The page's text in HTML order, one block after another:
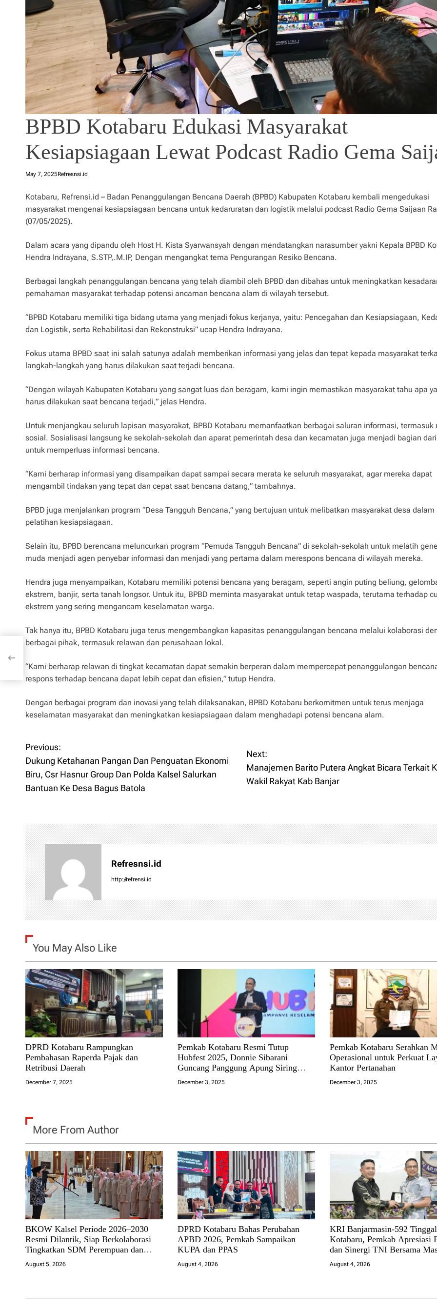
BPBD Kotabaru Edukasi Masyarakat
Kesiapsiagaan Lewat Podcast Radio Gema
May 7, 2025Refresnsi.id
Kotabaru, Refrensi.id – Badan Penanggulangan Bencana Daerah (BPBD) Kabupaten Kotabaru kembali mengedukasi
masyarakat mengenai kesiapsiagaan bencana untuk kedaruratan dan logistik melalui podcast Radio Gema Saijaan
(07/05/2025).
Dalam acara yang dipandu oleh Host H. Kista Syarwansyah dengan mendatangkan narasumber yakni Kepala BPBD
Hendra Indrayana, S.STP,.M.IP, Dengan mengangkat tema Pengurangan Resiko Bencana.
Berbagai langkah penanggulangan bencana yang telah diambil oleh BPBD dan dibahas untuk meningkatkan
pemahaman masyarakat terhadap potensi ancaman bencana alam di wilayah tersebut.
“BPBD Kotabaru memiliki tiga bidang utama yang menjadi fokus kerjanya, yaitu: Pencegahan dan Kesiapsiagaan,
dan Logistik, serta Rehabilitasi dan Rekonstruksi” ucap Hendra Indrayana.
Fokus utama BPBD saat ini salah satunya adalah memberikan informasi yang jelas dan tepat kepada masyarakat
langkah-langkah yang harus dilakukan saat terjadi bencana.
“Dengan wilayah Kabupaten Kotabaru yang sangat luas dan beragam, kami ingin memastikan masyarakat tahu apa
harus dilakukan saat bencana terjadi,” jelas Hendra.
Untuk menjangkau seluruh lapisan masyarakat, BPBD Kotabaru memanfaatkan berbagai saluran informasi, termasuk
sosial. Sosialisasi langsung ke sekolah-sekolah dan aparat pemerintah desa dan kecamatan juga menjadi bagian
untuk memperluas informasi bencana.
“Kami berharap informasi yang disampaikan dapat sampai secara merata ke seluruh masyarakat, agar mereka dapat
mengambil tindakan yang tepat dan cepat saat bencana datang,” tambahnya.
BPBD juga menjalankan program “Desa Tangguh Bencana,” yang bertujuan untuk melibatkan masyarakat desa dalam
pelatihan kesiapsiagaan.
Selain itu, BPBD berencana meluncurkan program “Pemuda Tangguh Bencana” di sekolah-sekolah untuk melatih
muda menjadi agen penyebar informasi dan menjadi yang pertama dalam merespons bencana di wilayah mereka.
Hendra juga menyampaikan, Kotabaru memiliki potensi bencana yang beragam, seperti angin puting beliung,
ekstrem, banjir, serta tanah longsor. Untuk itu, BPBD meminta masyarakat untuk tetap waspada, terutama terhadap
ekstrem yang sering mengancam keselamatan warga.
Tak hanya itu, BPBD Kotabaru juga terus mengembangkan kapasitas penanggulangan bencana melalui kolaborasi
berbagai pihak, termasuk relawan dan perusahaan lokal.
“Kami berharap relawan di tingkat kecamatan dapat semakin berperan dalam mempercepat penanggulangan
respons terhadap bencana dapat lebih cepat dan efisien,” tutup Hendra.
Dengan berbagai program dan inovasi yang telah dilaksanakan, BPBD Kotabaru berkomitmen untuk terus menjaga
keselamatan masyarakat dan meningkatkan kesiapsiagaan dalam menghadapi potensi bencana alam.
P
o
s
n
a
v
i
g
a
t
i
o
n
Previous:
Dukung Ketahanan Pangan Dan Penguatan Ekonomi
Biru, Csr Hasnur Group Dan Polda Kalsel Salurkan
Bantuan Ke Desa Bagus Batola
Next:
Manajemen Barito Putera Angkat Bicara Terkait
Wakil Rakyat Kab Banjar
Refresnsi.id
http://refrensi.id
You May Also Like
DPRD Kotabaru Rampungkan
Pembahasan Raperda Pajak dan
Retribusi Daerah
December 7, 2025
Pemkab Kotabaru Resmi Tutup
Hubfest 2025, Donnie Sibarani
Guncang Panggung Apung Siring
Laut
December 3, 2025
Pemkab Kotabaru Serahkan
Operasional untuk Perkuat
Kantor Pertanahan
December 3, 2025
More From Author
BKOW Kalsel Periode 2026–2030
Resmi Dilantik, Siap Berkolaborasi
Tingkatkan SDM Perempuan dan
Dukung Pembangunan Banua
August 5, 2026
DPRD Kotabaru Bahas Perubahan
APBD 2026, Pemkab Sampaikan
KUPA dan PPAS
August 4, 2026
KRI Banjarmasin-592
Kotabaru, Pemkab Apresiasi
dan Sinergi TNI Bersama
August 4, 2026